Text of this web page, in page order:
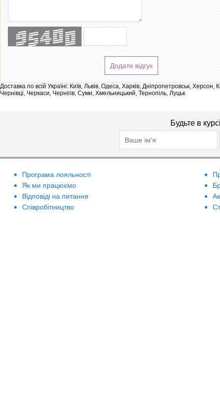
Додати відгук
Доставка по всій Україні: Київ, Львів, Одеса, Харків, Дніпропетровськ,
Чернівці, Черкаси, Чернігів, Суми, Хмельницький, Тернопіль, Луцьк
Будьте в
Програма лояльності
Як ми працюємо
Відповіді на питання
Співробітництво